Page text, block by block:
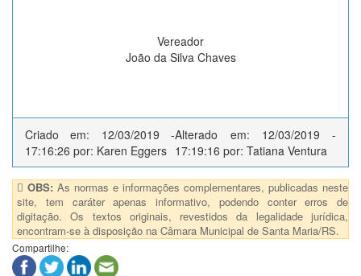
Vereador
João da Silva Chaves
Criado em: 12/03/2019 -
17:16:26 por: Karen Eggers
Alterado em: 12/03/2019 -
17:19:16 por: Tatiana Ventura
OBS: As normas e informações complementares, publicadas neste
site, tem caráter apenas informativo, podendo conter erros de
digitação. Os textos originais, revestidos da legalidade jurídica,
encontram-se à disposição na Câmara Municipal de Santa Maria/RS.
Compartilhe: